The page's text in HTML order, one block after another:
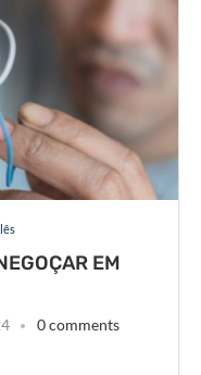
EM
0 comments